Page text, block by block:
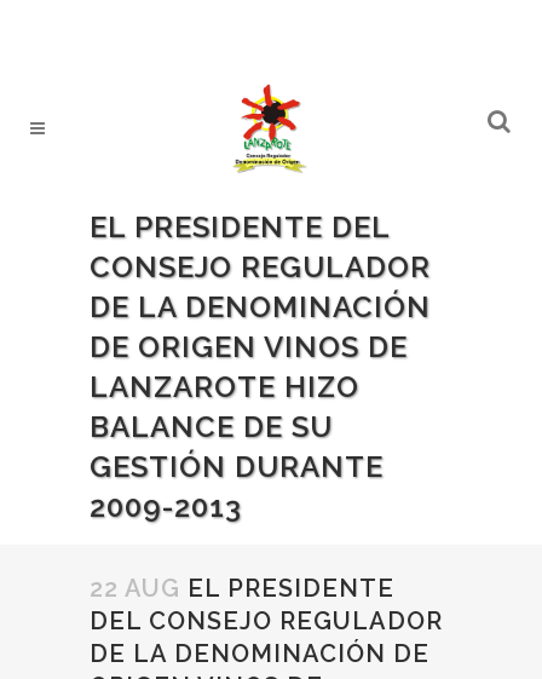
EL PRESIDENTE DEL
CONSEJO REGULADOR
DE LA DENOMINACIÓN
DE ORIGEN VINOS DE
LANZAROTE HIZO
BALANCE DE SU
GESTIÓN DURANTE
2009-2013
22 AUG EL PRESIDENTE
DEL CONSEJO REGULADOR
DE LA DENOMINACIÓN DE